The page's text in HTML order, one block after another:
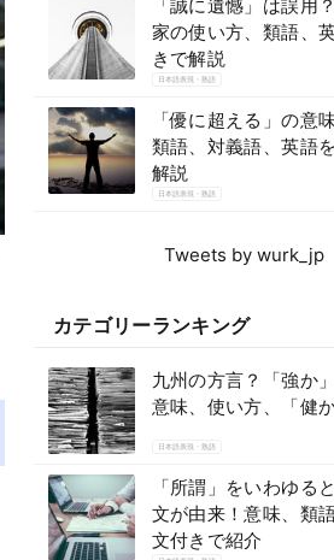
「誠に遺憾」は誤用
家の使い方、類語、
きで解説
日本語表現・熟語
「優に超える」の意
類語、対義語、英語
解説
日本語表現・熟語
Tweets by wurk_jp
カテゴリーランキング
九州の方言？「強か
意味、使い方、「健
日本語表現・熟語
「所謂」をいわゆる
文が由来！意味、類
文付きで紹介